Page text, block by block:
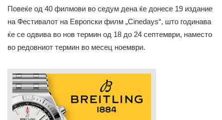
Повеќе од 40 филмови во седум дена ќе донесе 19 издание
на Фестивалот на Европски филм „Cinedays“, што годинава
ќе се одвива во нов термин од 18 до 24 септември, наместо
во редовниот термин во месец ноември.